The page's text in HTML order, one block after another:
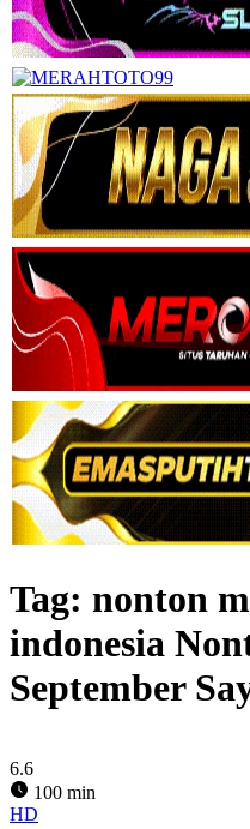
Tag: nonton
indonesia
September
6.6
100 min
HD